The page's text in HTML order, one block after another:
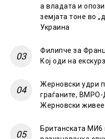
а владата и
земјата тоне во
Украина
Филипче за
Кој оди на
Жерновски удри
граѓаните,
Жерновски
Британската МИ6